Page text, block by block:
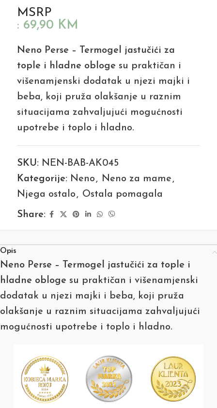
MSRP
: 69,90 KM
Neno Perse – Termogel jastučići za
tople i hladne obloge su praktičan i
višenamjenski dodatak u njezi majki i
beba, koji pruža olakšanje u raznim
situacijama zahvaljujući mogućnosti
upotrebe i toplo i hladno.
SKU: NEN-BAB-AK045
Kategorije: Neno , Neno za mame ,
Njega ostalo , Ostala pomagala
Share:
Opis
Neno Perse – Termogel jastučići za tople i
hladne obloge su praktičan i višenamjenski
dodatak u njezi majki i beba, koji pruža
olakšanje u raznim situacijama zahvaljujući
mogućnosti upotrebe i toplo i hladno.